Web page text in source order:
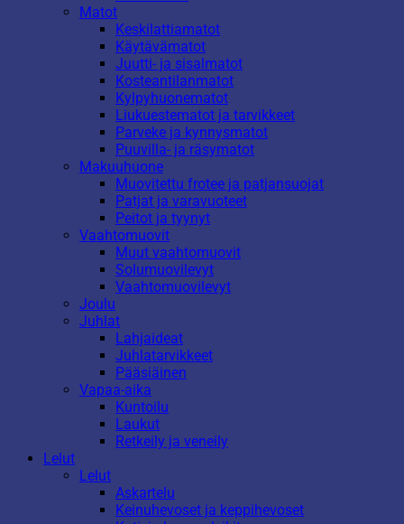
Matot
Keskilattiamatot
Käytävämatot
Juutti- ja sisalmatot
Kosteantilanmatot
Kylpyhuonematot
Liukuestematot ja tarvikkeet
Parveke ja kynnysmatot
Puuvilla- ja räsymatot
Makuuhuone
Muovitettu frotee ja patjansuojat
Patjat ja varavuoteet
Peitot ja tyynyt
Vaahtomuovit
Muut vaahtomuovit
Solumuovilevyt
Vaahtomuovilevyt
Joulu
Juhlat
Lahjaideat
Juhlatarvikkeet
Pääsiäinen
Vapaa-aika
Kuntoilu
Laukut
Retkeily ja veneily
Lelut
Lelut
Askartelu
Keinuhevoset ja keppihevoset